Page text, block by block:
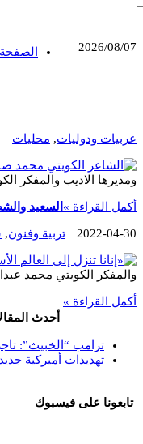
2026/08/07
عربيات ودوليات, محليات
ومديرها الاديب والمفكر
أكمل القراءة » السعيد
2022-04-30 تربية وفنون,
والمفكر الكويتي محمد
أكمل القراءة »
أحدث
ترامب “الخبيث”:
تهديدات أميركية
تابعونا على فيسبوك